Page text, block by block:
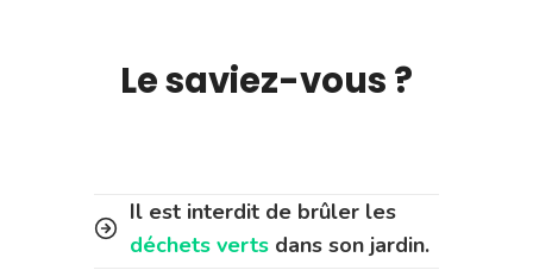
Le saviez-vous ?
Il est interdit de brûler les
déchets verts dans son jardin.